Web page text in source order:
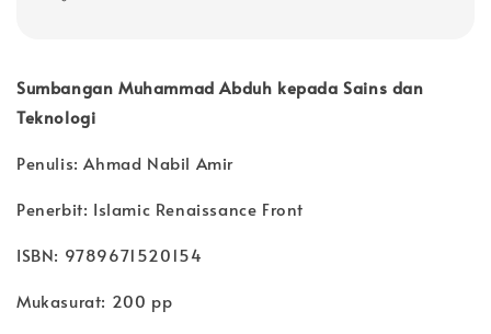
Sumbangan Muhammad Abduh kepada Sains dan
Teknologi
Penulis: Ahmad Nabil Amir
Penerbit: Islamic Renaissance Front
ISBN: 9789671520154
Mukasurat: 200 pp